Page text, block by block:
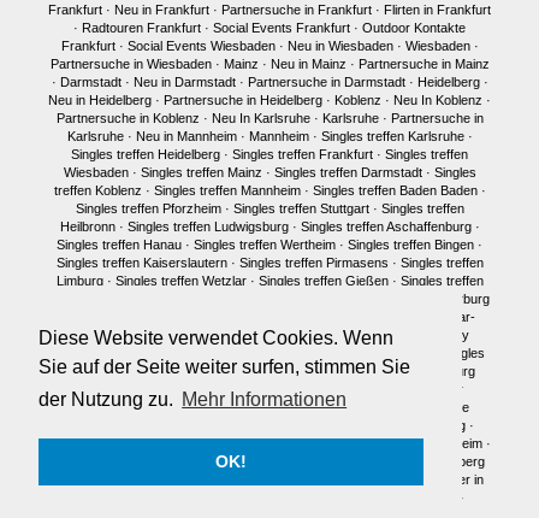
Diese Website verwendet Cookies. Wenn
Sie auf der Seite weiter surfen, stimmen Sie
der Nutzung zu. Mehr Informationen
OK!
Frankfurt · Neu in Frankfurt · Partnersuche in Frankfurt · Flirten in Frankfurt
· Radtouren Frankfurt · Social Events Frankfurt · Outdoor Kontakte
Frankfurt· Social Events Wiesbaden· Neu in Wiesbaden· Wiesbaden·
Partnersuche in Wiesbaden· Mainz · Neu in Mainz · Partnersuche in Mainz
· Darmstadt· Neu in Darmstadt· Partnersuche in Darmstadt· Heidelberg·
Neu in Heidelberg · Partnersuche in Heidelberg · Koblenz · Neu In Koblenz ·
Partnersuche in Koblenz · Neu In Karlsruhe· Karlsruhe· Partnersuche in
Karlsruhe· Neu in Mannheim· Mannheim· Singles treffen Karlsruhe·
Singles treffen Heidelberg · Singles treffen Frankfurt · Singles treffen
Wiesbaden· Singles treffen Mainz · Singles treffen Darmstadt· Singles
treffen Koblenz · Singles treffen Mannheim· Singles treffen Baden Baden·
Singles treffen Pforzheim· Singles treffen Stuttgart· Singles treffen
Heilbronn· Singles treffen Ludwigsburg· Singles treffen Aschaffenburg·
Singles treffen Hanau · Singles treffen Wertheim · Singles treffen Bingen ·
Singles treffen Kaiserslautern· Singles treffen Pirmasens · Singles treffen
Limburg· Singles treffen Wetzlar· Singles treffen Gießen· Singles treffen
Singles treffen Marburg
Singles treffen Idar-
Oberstein·Neu in München·Singles treffen München·
Single Party
Singles
treffen Berlin ·Single Party Berlin· Singles Berlin ·Singles Regensburg
Single Männer Frankfurt
Single Frauen Frankfurt
Single Männer
Darmstadt· Single Frauen Darmstadt·Single Männer Mainz
Single
Single Frauen Heidelberg ·
Single Frauen·Single Männer·Singles in Karlsruhe·Singles in Mannheim ·
Single Frauen Siegen
Single Männer Heidelberg
Traumpartner in
·